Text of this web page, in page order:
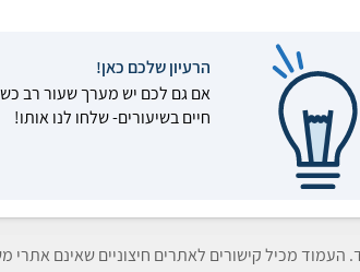
הרעיון שלכם כאן!
אם גם לכם יש מערך שעור רב
חיים בשיעורים- שלחו לנו אותו!
העמוד מכיל קישורים לאתרים חיצוניים שאינם